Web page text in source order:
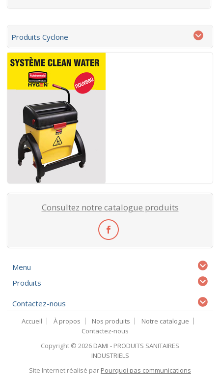
Produits Cyclone
Consultez notre catalogue produits
Menu
Produits
Contactez-nous
Accueil À propos Nos produits
Notre catalogue
Contactez-nous
Copyright © 2026 DAMI - PRODUITS SANITAIRES
INDUSTRIELS
Site Internet réalisé par Pourquoi pas communications